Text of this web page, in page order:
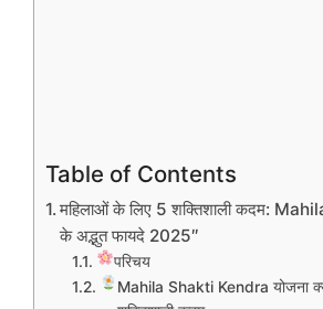
Table of Contents
महिलाओं के लिए 5 शक्तिशाली कदम:
के अद्भुत फायदे 2025″
परिचय
Mahila Shakti Kendra योजना